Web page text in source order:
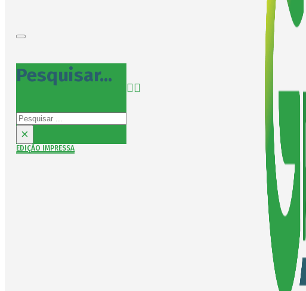
Pesquisar...
Pesquisar
×
EDIÇÃO IMPRESSA